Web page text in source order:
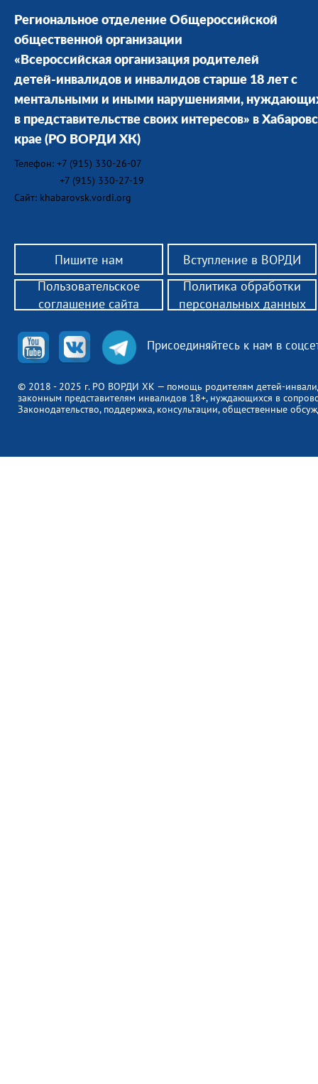
Региональное отделение Общероссийской
общественной организации
«Всероссийская организация родителей
детей-инвалидов и инвалидов старше 18 лет с
ментальными и иными нарушениями,
в представительстве своих интересов» в
крае (РО ВОРДИ ХК)
Телефон: +7 (915) 330-26-07
+7 (915) 330-27-19
Сайт: khabarovsk.vordi.org
Пишите нам Вступление в ВОРДИ
© 2018 - 2025 г. РО ВОРДИ ХК — помощь родителям детей-
законным представителям инвалидов 18+, нуждающихся в
Законодательство, поддержка, консультации, общественные
Присоединяйтесь к нам в
Пользовательское
соглашение сайта
Политика обработки
персональных данных